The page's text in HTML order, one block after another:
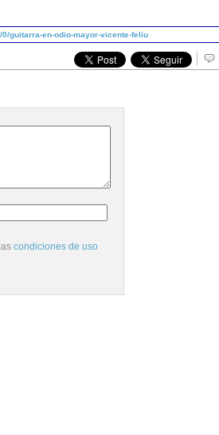
guitarra-en-odio-mayor-vicente-feliu
condiciones de uso